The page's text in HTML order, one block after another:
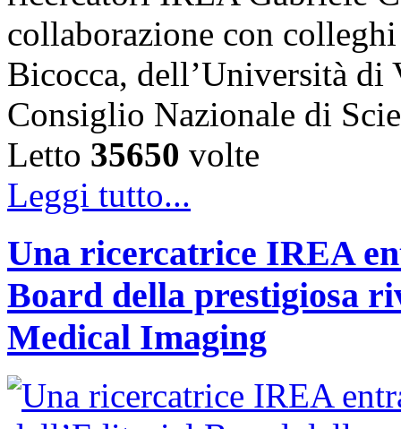
collaborazione con
Bicocca, dell’Università di
Consiglio Nazionale di
Letto 35650 volte
Leggi tutto...
Una ricercatrice IREA
Board della prestigiosa
Medical Imaging